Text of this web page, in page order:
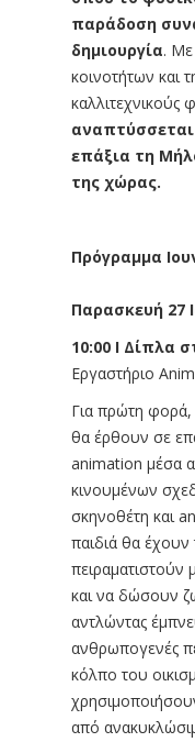
παράδοση
δημιουργία. Με
κοινοτήτων και
καλλιτεχνικούς
αναπτύσσεται
επάξια τη
της χώρας.
Πρόγραμμα
Παρασκευή 27
10:00 Ι Δίπλα
Εργαστήριο
Για πρώτη φορά,
θα έρθουν σε
animation μέσα
κινουμένων
σκηνοθέτη και
παιδιά θα έχουν
πειραματιστούν
και να δώσουν
αντλώντας
ανθρωπογενές
κόλπο του
από